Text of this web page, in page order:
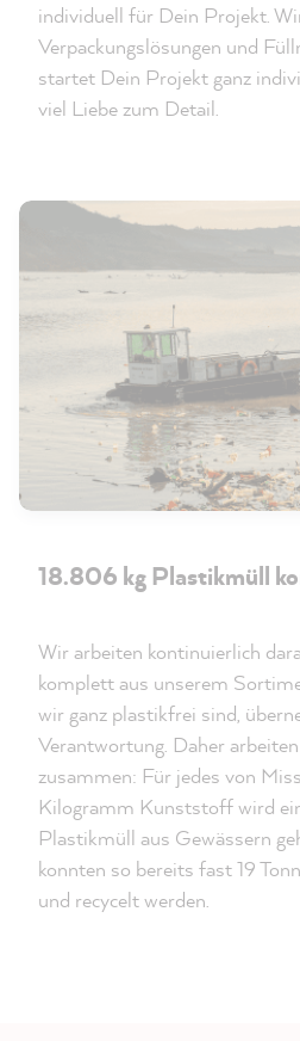
individuell für Dein Projekt.
Verpackungslösungen und
startet Dein Projekt ganz
viel Liebe zum Detail.
18.806 kg Plastikmüll
Wir arbeiten kontinuierlich
komplett aus unserem
wir ganz plastikfrei sind,
Verantwortung. Daher
zusammen: Für jedes von
Kilogramm Kunststoff wird
Plastikmüll aus Gewässern
konnten so bereits fast 19
und recycelt werden.